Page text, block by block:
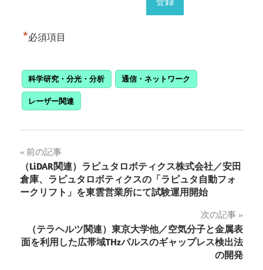
*必須項目
科学研究・分光・分析
通信・ネットワーク
レーザー関連
投
稿
ナ
ビ
ゲ
前の記事
（LiDAR関連）ラピュタロボティクス株式会社／安田
倉庫、ラピュタロボティクスの「ラピュタ自動フォ
ークリフト」を東雲営業所にて試験運用開始
次の記事
（テラヘルツ関連）東京大学他／空気分子と金属表
面を利用した広帯域THzパルスのギャップレス検出法
の開発